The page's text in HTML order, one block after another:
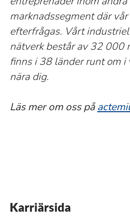
marknadssegment där
efterfrågas. Vårt
nätverk består av 32 000
finns i 38 länder runt om i
nära dig.
Läs mer om oss på
Karriärsida